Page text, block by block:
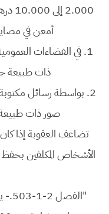
أمعن في
1. في الفضاءات
ذات طبيعة
2. بواسطة رسائل مكتوبة
صور ذات
تضاعف العقوبة إذا
الأشخاص المكلفين بحفظ